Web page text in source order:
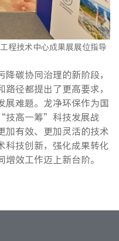
程技术中心成果展展位指导
碳协同治理的新阶段，
径都提出了更高要求，
展难题。龙净环保作为国
技高一筹”科技发展战
加有效、更加灵活的技术
科技创新，强化成果转化
效工作迈上新台阶。